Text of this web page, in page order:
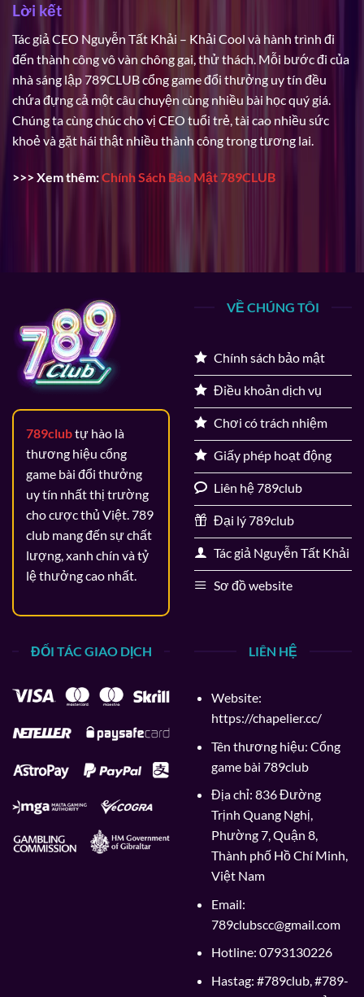
Lời kết
Tác giả CEO Nguyễn Tất Khải – Khải Cool và hành trình đi
đến thành công vô vàn chông gai, thử thách. Mỗi bước đi của
nhà sáng lập 789CLUB cổng game đổi thưởng uy tín đều
chứa đựng cả một câu chuyện cùng nhiều bài học quý giá.
Chúng ta cùng chúc cho vị CEO tuổi trẻ, tài cao nhiều sức
khoẻ và gặt hái thật nhiều thành công trong tương lai.
>>> Xem thêm:Chính Sách Bảo Mật 789CLUB
789clubtự hào là
thương hiệu cổng
game bài đổi thưởng
uy tín nhất thị trường
cho cược thủ Việt. 789
club mang đến sự chất
lượng, xanh chín và tỷ
lệ thưởng cao nhất.
VỀ CHÚNG TÔI
Chính sách bảo mật
Điều khoản dịch vụ
Chơi có trách nhiệm
Giấy phép hoạt động
Liên hệ 789club
Đại lý 789club
Tác giả Nguyễn Tất Khải
Sơ đồ website
ĐỐI TÁC GIAO DỊCH LIÊN HỆ
Website:
https://chapelier.cc/
Tên thương hiệu: Cổng
game bài 789club
Địa chỉ: 836 Đường
Trịnh Quang Nghị,
Phường 7, Quận 8,
Thành phố Hồ Chí Minh,
Việt Nam
Email:
789clubscc@gmail.com
Hotline: 0793130226
Hastag: #789club, #789-